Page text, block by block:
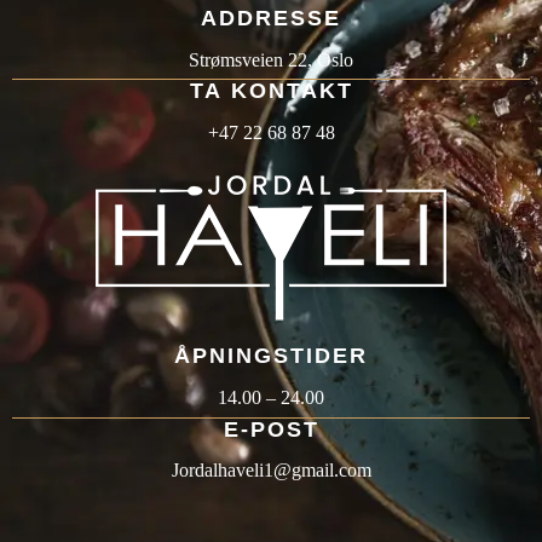
ADDRESSE
Strømsveien 22, Oslo
TA KONTAKT
+47 22 68 87 48
ÅPNINGSTIDER
14.00 – 24.00
E-POST
Jordalhaveli1@gmail.com